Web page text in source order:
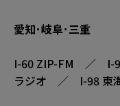
愛知･岐阜･三重
I-60 ZIP-FM ／ I-
ラジオ ／ I-98 東